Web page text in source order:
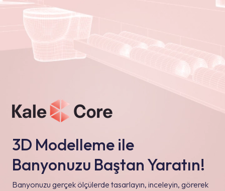
3D Modelleme ile
Banyonuzu Baştan Yaratın!
Banyonuzu gerçek ölçülerde tasarlayın, inceleyin, görerek